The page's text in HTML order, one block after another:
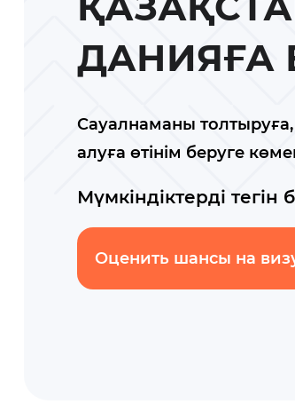
ДАНИЯҒА
Сауалнаманы
алуға өтінім беруге
Мүмкіндіктерді тегін
Оценить шансы на